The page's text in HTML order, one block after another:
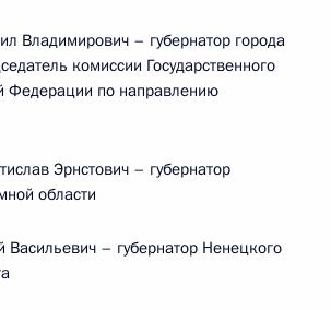
Владимирович – губернатор города
комиссии Государственного
Федерации по направлению
Эрнстович – губернатор
области
– губернатор Ненецкого